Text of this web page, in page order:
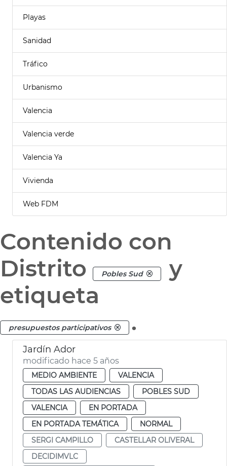
Playas
Sanidad
Tráfico
Urbanismo
Valencia
Valencia verde
Valencia Ya
Vivienda
Web FDM
Contenido con
Distrito
Pobles Sud
y
etiqueta
presupuestos participativos .
Jardín Ador
modificado hace 5 años
MEDIO AMBIENTE
VALENCIA
TODAS LAS AUDIENCIAS
POBLES SUD
VALENCIA
EN PORTADA
EN PORTADA TEMÁTICA
NORMAL
SERGI CAMPILLO
CASTELLAR OLIVERAL
DECIDIMVLC